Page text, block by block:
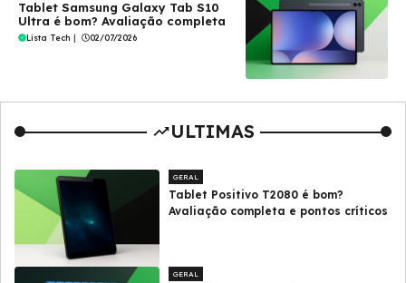
Tablet Samsung Galaxy Tab S10
Ultra é bom? Avaliação completa
Lista Tech | 02/07/2026
ULTIMAS
GERAL
Tablet Positivo T2080 é bom?
Avaliação completa e pontos críticos
GERAL